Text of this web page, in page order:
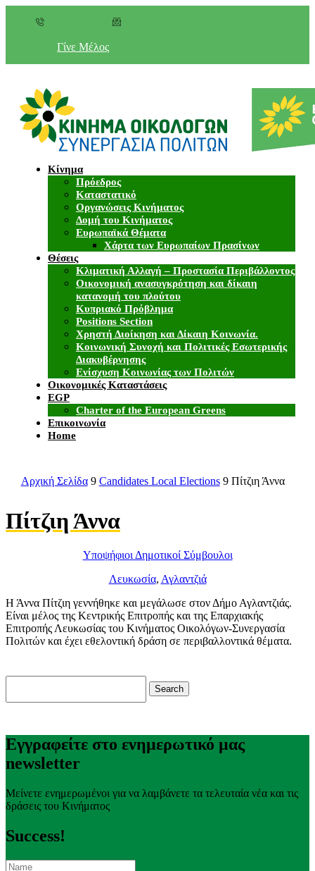
Γίνε Μέλος
Κίνημα
Πρόεδρος
Καταστατικό
Οργανώσεις Κινήματος
Δομή του Κινήματος
Ευρωπαϊκά Θέματα
Χάρτα των Ευρωπαίων Πρασίνων
Θέσεις
Κλιματική Αλλαγή – Προστασία Περιβάλλοντος
Οικονομική ανασυγκρότηση και δίκαιη
κατανομή του πλούτου
Κυπριακό Πρόβλημα
Positions Section
Χρηστή Διοίκηση και Δίκαιη Κοινωνία.
Κοινωνική Συνοχή και Πολιτικές Εσωτερικής
Διακυβέρνησης
Ενίσχυση Κοινωνίας των Πολιτών
Οικονομικές Καταστάσεις
EGP
Charter of the European Greens
Επικοινωνία
Home
Αρχική Σελίδα 9 Candidates Local Elections 9 Πίτζιη Άννα
Πίτζιη Άννα
Υποψήφιοι Δημοτικοί Σύμβουλοι
Λευκωσία, Αγλαντζιά
Η Άννα Πίτζιη γεννήθηκε και μεγάλωσε στον Δήμο Αγλαντζιάς.
Είναι μέλος της Κεντρικής Επιτροπής και της Επαρχιακής
Επιτροπής Λευκωσίας του Κινήματος Οικολόγων-Συνεργασία
Πολιτών και έχει εθελοντική δράση σε περιβαλλοντικά θέματα.
Εγγραφείτε στο ενημερωτικό μας
newsletter
Μείνετε ενημερωμένοι για να λαμβάνετε τα τελευταία νέα και τις
δράσεις του Κινήματος
Success!